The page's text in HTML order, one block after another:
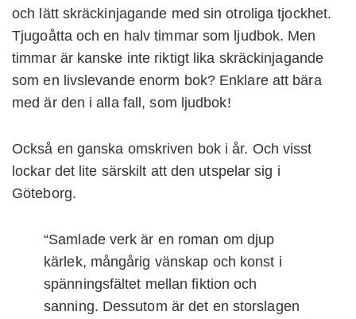
och lätt skräckinjagande med sin otroliga tjockhet.
Tjugoåtta och en halv timmar som ljudbok. Men
timmar är kanske inte riktigt lika skräckinjagande
som en livslevande enorm bok? Enklare att bära
med är den i alla fall, som ljudbok!
Också en ganska omskriven bok i år. Och visst
lockar det lite särskilt att den utspelar sig i
Göteborg.
“Samlade verk är en roman om djup
kärlek, mångårig vänskap och konst i
spänningsfältet mellan fiktion och
sanning. Dessutom är det en storslagen